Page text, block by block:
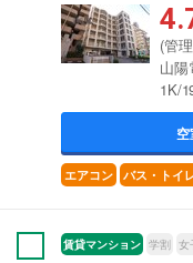
(管
山
1K/
エアコン バス・トイ
賃貸マンション 学割 女